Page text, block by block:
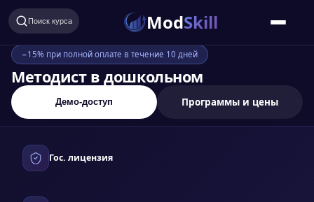
ModSkill
Поиск курса
−15% при полной оплате в течение 10 дней
Методист в дошкольном
образовании
Демо-доступ Программы и цены
Гос. лицензия